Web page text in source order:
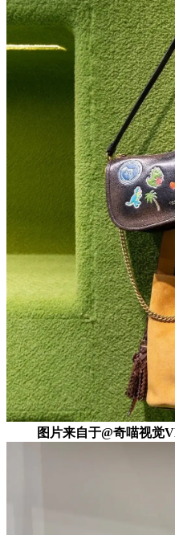
图片来自于@奇喵视觉